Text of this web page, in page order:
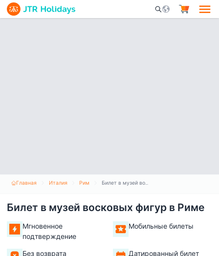
Mobile Search
Главная Италия Рим Билет в музей восковых фигур в Риме
Билет в музей восковых фигур в Риме
Мгновенное
подтверждение
Мобильные билеты
Без возврата Датированный билет